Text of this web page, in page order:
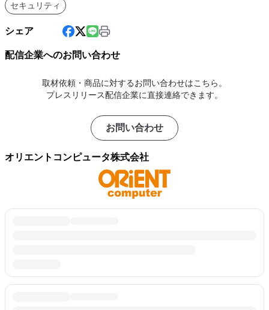
セキュリティ
シェア
配信企業へのお問い合わせ
取材依頼・商品に対するお問い合わせはこちら。
プレスリリース配信企業に直接連絡できます。
お問い合わせ
オリエントコンピュータ株式会社